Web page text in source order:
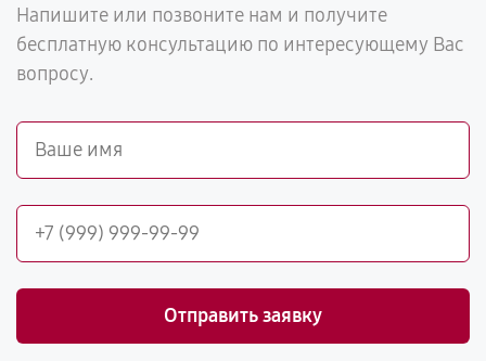
Напишите или позвоните нам и получите
бесплатную консультацию по интересующему Вас
вопросу.
Отправить заявку